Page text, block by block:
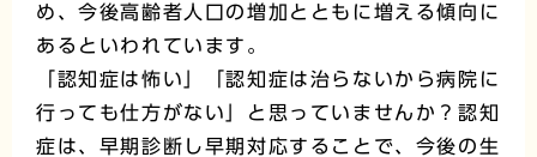
め、今後高齢者人口の増加とともに増える傾向に
あるといわれています。
「認知症は怖い」「認知症は治らないから病院に
行っても仕方がない」と思っていませんか？認知
症は、早期診断し早期対応することで、今後の生